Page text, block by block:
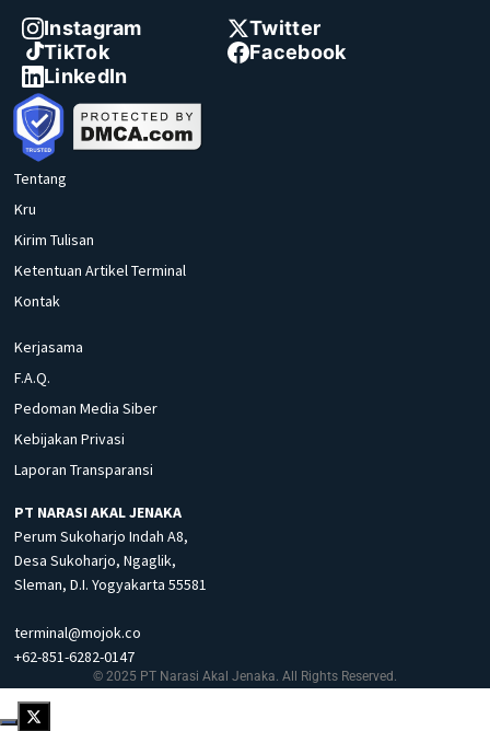
Instagram
Twitter
TikTok
Facebook
LinkedIn
Tentang
Kru
Kirim Tulisan
Ketentuan Artikel Terminal
Kontak
Kerjasama
F.A.Q.
Pedoman Media Siber
Kebijakan Privasi
Laporan Transparansi
PT NARASI AKAL JENAKA
Perum Sukoharjo Indah A8,
Desa Sukoharjo, Ngaglik,
Sleman, D.I. Yogyakarta 55581
terminal@mojok.co
+62-851-6282-0147
© 2025 PT Narasi Akal Jenaka. All Rights Reserved.